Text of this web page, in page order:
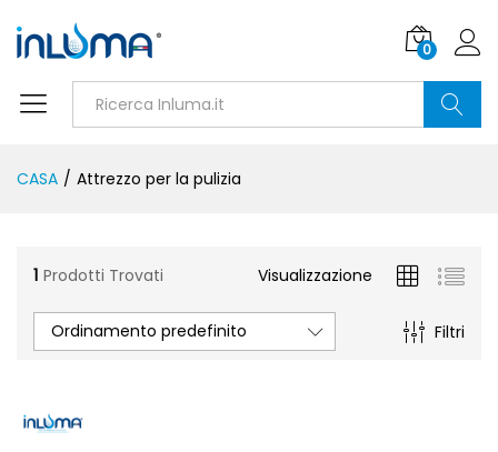
0
CASA / Attrezzo per la pulizia
1 Prodotti Trovati Visualizzazione
Filtri
Ordinamento predefinito